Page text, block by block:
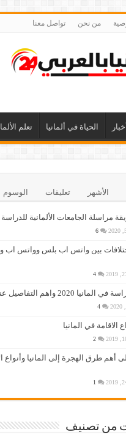
من نحن تواصل معنا
أخبار الحياة في ألمانيا تعلم
الأشهر تعليقات الوسوم
مراسلة الجامعات الألمانية للدراسة
6
بين واتس اب بلس وواتس اب
4
في المانيا 2020 واهم التفاصيل عنها
4
الاقامة في المانيا
2
أهم طرق الهجرة إلى المانيا وأنواع
1
من تصنيف